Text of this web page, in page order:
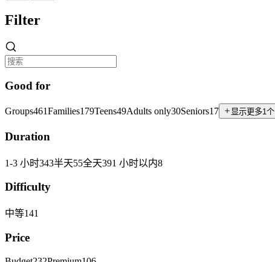
Filter
Good for
Groups461Families179Teens49Adults only30Seniors17 显示更多1个
Duration
1-3 小时343半天55全天391 小时以内8
Difficulty
中等141
Price